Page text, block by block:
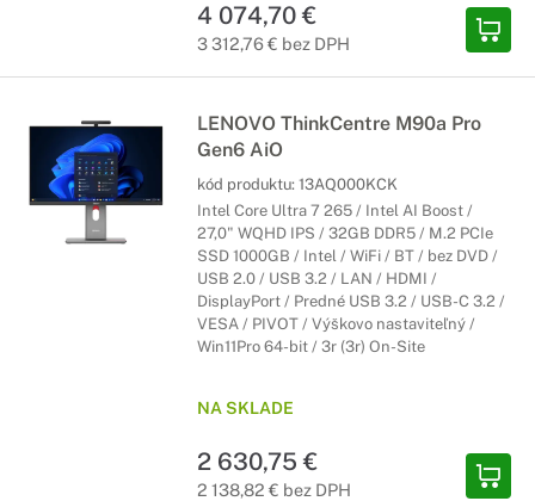
4 074,70 €
3 312,76 € bez DPH
LENOVO ThinkCentre M90a Pro
Gen6 AiO
kód produktu: 13AQ000KCK
Intel Core Ultra 7 265 / Intel AI Boost /
27,0" WQHD IPS / 32GB DDR5 / M.2 PCIe
SSD 1000GB / Intel / WiFi / BT / bez DVD /
USB 2.0 / USB 3.2 / LAN / HDMI /
DisplayPort / Predné USB 3.2 / USB-C 3.2 /
VESA / PIVOT / Výškovo nastaviteľný /
Win11Pro 64-bit / 3r (3r) On-Site
NA SKLADE
2 630,75 €
2 138,82 € bez DPH